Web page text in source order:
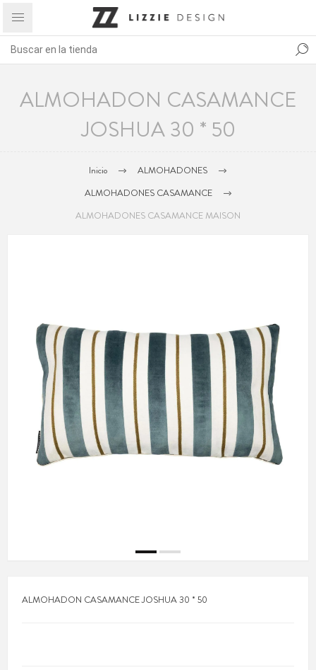
ALMOHADON CASAMANCE
JOSHUA 30 * 50
Inicio
ALMOHADONES
ALMOHADONES CASAMANCE
ALMOHADONES CASAMANCE MAISON
ALMOHADON CASAMANCE JOSHUA 30 * 50